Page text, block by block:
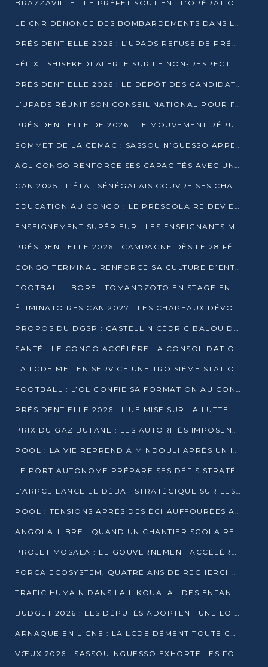
BRAZZAVILLE : LE PRÉFET SOUTIENT L’OPÉRATION « ZÉRO KULUNA » ET APPELLE À LA VIGILANCE CITOYENNE
LE CNR DÉNONCE DES BOMBARDEMENTS DANS LE POOL ET ACCUSE LE GOUVERNEMENT
PRÉSIDENTIELLE 2026 : L’UPADS REFUSE DE PRÉSENTER UN CANDIDAT ET DÉNONCE UN PROCESSUS NON CRÉDIBLE
FÉLIX TSHISEKEDI ALERTE SUR LE NON-RESPECT DES ENGAGEMENTS DE PAIX APRÈS SA RENCONTRE AVEC D. SASSOU-NGUESSO
PRÉSIDENTIELLE 2026 : LE DÉPÔT DES CANDIDATURES OUVERT DU 29 JANVIER AU 12 FÉVRIER
L’UPADS RÉUNIT SON CONSEIL NATIONAL POUR FIXER SA LIGNE POLITIQUE À DEUX MOIS DE LA PRÉSIDENTIELLE
PRÉSIDENTIELLE DE 2026 : LE MOUVEMENT RÉPUBLICAIN DÉNONCE UNE CONVOCATION ÉLECTORALE « OPAQUE ET PRÉCIPITÉE »
SOMMET DE LA CEMAC : SASSOU N’GUESSO APPELLE À LA VIGILANCE FACE AUX RISQUES ÉCONOMIQUES
AGL CONGO RENFORCE SES CAPACITÉS AVEC UNE GRUE DE 250 TONNES
CAN 2025 : L’ÉTAT SÉNÉGALAIS COUVRE SES CHAMPIONS D’AFRIQUE DE RÉCOMPENSES EXCEPTIONNELLES
ÉDUCATION AU CONGO : LE PRÉSCOLAIRE DEVIENT OBLIGATOIRE, LE BTS CONSACRÉ DIPLÔME D’ÉTAT
ENSEIGNEMENT SUPÉRIEUR : LES ENSEIGNANTS MAINTIENNENT LA GRÈVE ET EXIGENT UN ACCORD ÉCRIT AVEC L’ÉTAT
PRÉSIDENTIELLE 2026 : CAMPAGNE DÈS LE 28 FÉVRIER, SCRUTIN LES 12 ET 15 MARS
CONGO TERMINAL RENFORCE SA CULTURE D’ENTREPRISE AVEC LE PROGRAMME « WIN TOGETHER »
FOOTBALL : BOREL TOMANDZOTO EN STAGE EN ESPAGNE AVEC POLISSYA FC
ÉLIMINATOIRES CAN 2027 : LES CHAPEAUX DÉVOILÉS, LE CONGO FIXÉ SUR SON SORT
PROPOS DU DGSP : CASTELLIN CÉDRIC BALOU DÉNONCE DES PROPOS INTIMIDANTS
SANTÉ : LE CONGO ACCÉLÈRE LA CONSOLIDATION DE L’OFFRE DE SOINS
LA LCDE MET EN SERVICE UNE TROISIÈME STATION D’EAU POTABLE À MFILOU
FOOTBALL : L’OL CONFIE SA FORMATION AU CONGOLAIS CHRISTIAN BASSILA
PRÉSIDENTIELLE 2026 : L’UE MISE SUR LA LUTTE CONTRE LA DÉSINFORMATION
PRIX DU GAZ BUTANE : LES AUTORITÉS IMPOSENT LE RESPECT DES PRIX RÉGLEMENTÉS
POOL : LA VIE REPREND À MINDOULI APRÈS UN INCIDENT ARMÉ SUR LA RN1
LE PORT AUTONOME PRÉPARE SES DÉFIS STRATÉGIQUES DE 2026
L’ARPCE LANCE LE DÉBAT STRATÉGIQUE SUR LES DONNÉES, L’IA ET LA FINANCE NUMÉRIQUE AU CONGO
POOL : TENSIONS APRÈS DES ÉCHAUFFOURÉES ARMÉES ENTRE DGSP ET EX-MILICIENS NINJA
ANGOLA-LIBRE : QUAND UN CHANTIER SCOLAIRE DEVIENT LE MIROIR D’UN CONGO EN MOUVEMENT
PROJET MOSALA : LE GOUVERNEMENT ACCÉLÈRE L’INSERTION DES JEUNES EN 2026
FORCA ECOSYSTEM, QUATRE ANS DE RECHERCHE DE TERRAIN AVANT UN LANCEMENT OFFICIEL EN 2026
TRAFIC HUMAIN DANS LA LIKOUALA : DES ENFANTS AUTOCHTONES RÉDUITS AU TRAVAIL FORCÉ
BUDGET 2026 : LES DÉPUTÉS ADOPTENT UNE LOI DES FINANCES DE PLUS DE 2500 MILLIARDS FCFA
ARNAQUE EN LIGNE : LA LCDE DÉMENT TOUTE CAMPAGNE DE RECRUTEMENT
VŒUX 2026 : SASSOU-NGUESSO EXHORTE LES FORCES VIVES À RENFORCER L’UNITÉ